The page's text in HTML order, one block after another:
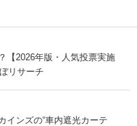
【2026年版・人気投票実施
リサーチ
インズの“車内遮光カーテ